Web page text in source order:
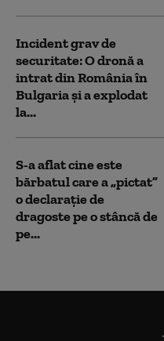
Incident grav de
securitate: O dronă a
intrat din România în
Bulgaria şi a explodat
la...
S-a aflat cine este
bărbatul care a „pictat”
o declarație de
dragoste pe o stâncă de
pe...